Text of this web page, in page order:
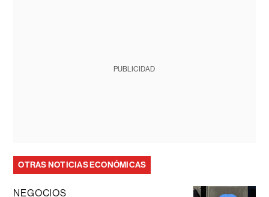
PUBLICIDAD
OTRAS NOTICIAS ECONÓMICAS
NEGOCIOS